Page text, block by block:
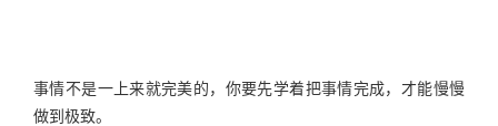
事情不是一上来就完美的，你要先学着把事情完成，才能慢慢
做到极致。